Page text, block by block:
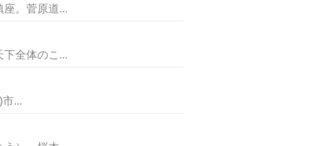
。菅原道...
全体のこ...
...